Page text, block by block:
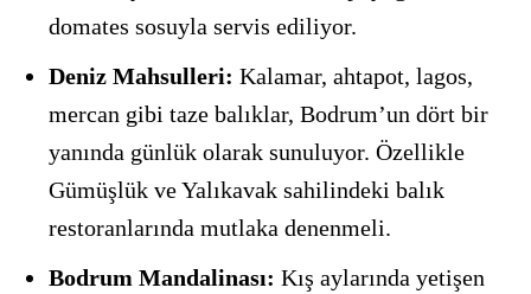
domates sosuyla servis ediliyor.
Deniz Mahsulleri: Kalamar, ahtapot, lagos,
mercan gibi taze balıklar, Bodrum’un dört bir
yanında günlük olarak sunuluyor. Özellikle
Gümüşlük ve Yalıkavak sahilindeki balık
restoranlarında mutlaka denenmeli.
Bodrum Mandalinası: Kış aylarında yetişen